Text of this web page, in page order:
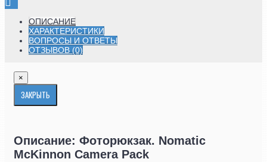
ОПИСАНИЕ
ХАРАКТЕРИСТИКИ
ВОПРОСЫ И ОТВЕТЫ
ОТЗЫВОВ (0)
×
ЗАКРЫТЬ
Описание: Фоторюкзак. Nomatic
McKinnon Camera Pack